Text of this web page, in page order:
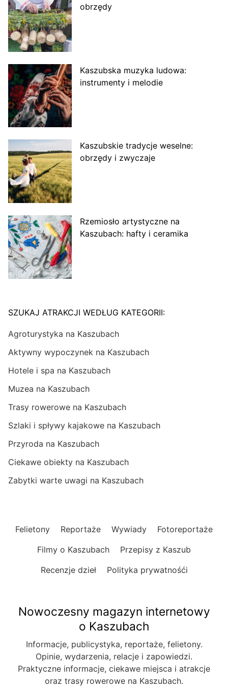
obrzędy
Kaszubska muzyka ludowa:
instrumenty i melodie
Kaszubskie tradycje weselne:
obrzędy i zwyczaje
Rzemiosło artystyczne na
Kaszubach: hafty i ceramika
SZUKAJ ATRAKCJI WEDŁUG KATEGORII:
Agroturystyka na Kaszubach
Aktywny wypoczynek na Kaszubach
Hotele i spa na Kaszubach
Muzea na Kaszubach
Trasy rowerowe na Kaszubach
Szlaki i spływy kajakowe na Kaszubach
Przyroda na Kaszubach
Ciekawe obiekty na Kaszubach
Zabytki warte uwagi na Kaszubach
Felietony Reportaże Wywiady
Fotoreportaże
Filmy o Kaszubach
Przepisy z Kaszub
Recenzje dzieł
Polityka prywatnośći
Nowoczesny magazyn internetowy
o Kaszubach
Informacje, publicystyka, reportaże, felietony.
Opinie, wydarzenia, relacje i zapowiedzi.
Praktyczne informacje, ciekawe miejsca i atrakcje
oraz trasy rowerowe na Kaszubach.